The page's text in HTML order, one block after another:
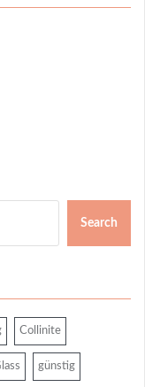
Search
Collinite
günstig